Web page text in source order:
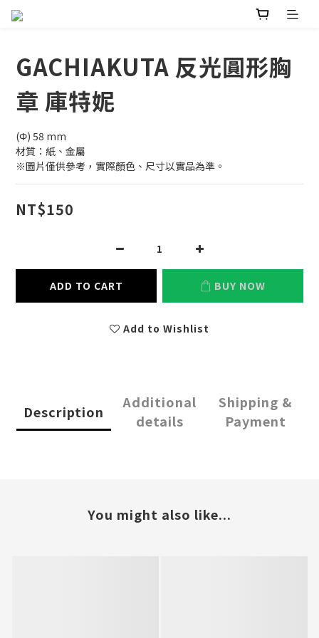
GACHIAKUTA 反光圓形胸
章 庫特妮
(Φ) 58 mm
材質：紙、金屬
※圖片僅供參考，實際顏色、尺寸以實品為準。
NT$150
ADD TO CART BUY NOW
Add to Wishlist
Description
Additional
details
Shipping &
Payment
You might also like...